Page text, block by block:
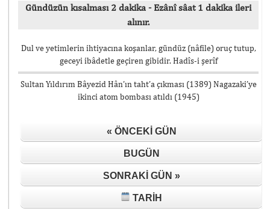
Gündüzün kısalması 2 dakika - Ezânî sâat 1 dakika ileri
alınır.
Dul ve yetimlerin ihtiyacına koşanlar, gündüz (nâfile) oruç tutup,
geceyi ibâdetle geçiren gibidir. Hadîs-i şerîf
Sultan Yıldırım Bâyezid Hân’ın taht’a çıkması (1389) Nagazaki’ye
ikinci atom bombası atıldı (1945)
« ÖNCEKI GÜN
BUGÜN
SONRAKI GÜN »
TARIH